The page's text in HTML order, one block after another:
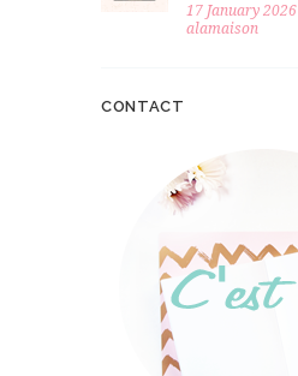
17 January 2026
alamaison
CONTACT